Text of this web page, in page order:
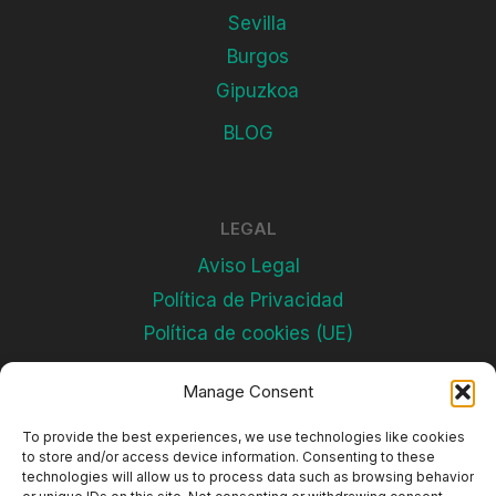
Manage Consent
To provide the best experiences, we use technologies like cookies
to store and/or access device information. Consenting to these
technologies will allow us to process data such as browsing behavior
Sevilla
Burgos
Gipuzkoa
BLOG
LEGAL
Aviso Legal
Política de Privacidad
Política de cookies (UE)
Subscríbete